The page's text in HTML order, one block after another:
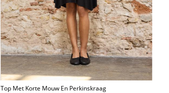
Top Met Korte Mouw En Perkinskraag